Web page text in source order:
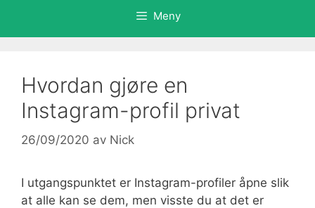
Meny
Hvordan gjøre en
Instagram-profil privat
26/09/2020 av Nick
I utgangspunktet er Instagram-profiler åpne slik
at alle kan se dem, men visste du at det er